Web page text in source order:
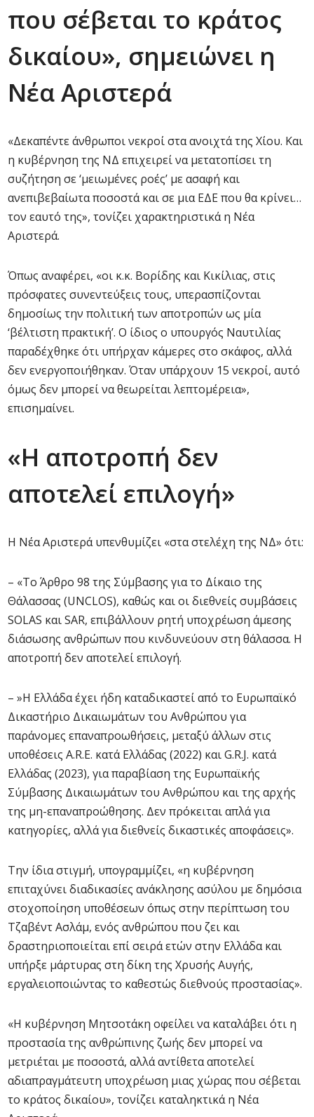
που σέβεται το κράτος
δικαίου», σημειώνει η
Νέα Αριστερά
«Δεκαπέντε άνθρωποι νεκροί στα ανοιχτά της Χίου. Και
η κυβέρνηση της ΝΔ επιχειρεί να μετατοπίσει τη
συζήτηση σε ‘μειωμένες ροές’ με ασαφή και
ανεπιβεβαίωτα ποσοστά και σε μια ΕΔΕ που θα κρίνει…
τον εαυτό της», τονίζει χαρακτηριστικά η Νέα
Αριστερά.
Όπως αναφέρει, «οι κ.κ. Βορίδης και Κικίλιας, στις
πρόσφατες συνεντεύξεις τους, υπερασπίζονται
δημοσίως την πολιτική των αποτροπών ως μία
‘βέλτιστη πρακτική’. Ο ίδιος ο υπουργός Ναυτιλίας
παραδέχθηκε ότι υπήρχαν κάμερες στο σκάφος, αλλά
δεν ενεργοποιήθηκαν. Όταν υπάρχουν 15 νεκροί, αυτό
όμως δεν μπορεί να θεωρείται λεπτομέρεια»,
επισημαίνει.
«Η αποτροπή δεν
αποτελεί επιλογή»
Η Νέα Αριστερά υπενθυμίζει «στα στελέχη της ΝΔ» ότι:
– «Το Άρθρο 98 της Σύμβασης για το Δίκαιο της
Θάλασσας (UNCLOS), καθώς και οι διεθνείς συμβάσεις
SOLAS και SAR, επιβάλλουν ρητή υποχρέωση άμεσης
διάσωσης ανθρώπων που κινδυνεύουν στη θάλασσα. Η
αποτροπή δεν αποτελεί επιλογή.
– »Η Ελλάδα έχει ήδη καταδικαστεί από το Ευρωπαϊκό
Δικαστήριο Δικαιωμάτων του Ανθρώπου για
παράνομες επαναπροωθήσεις, μεταξύ άλλων στις
υποθέσεις A.R.E. κατά Ελλάδας (2022) και G.R.J. κατά
Ελλάδας (2023), για παραβίαση της Ευρωπαϊκής
Σύμβασης Δικαιωμάτων του Ανθρώπου και της αρχής
της μη-επαναπροώθησης. Δεν πρόκειται απλά για
κατηγορίες, αλλά για διεθνείς δικαστικές αποφάσεις».
Την ίδια στιγμή, υπογραμμίζει, «η κυβέρνηση
επιταχύνει διαδικασίες ανάκλησης ασύλου με δημόσια
στοχοποίηση υποθέσεων όπως στην περίπτωση του
Τζαβέντ Ασλάμ, ενός ανθρώπου που ζει και
δραστηριοποιείται επί σειρά ετών στην Ελλάδα και
υπήρξε μάρτυρας στη δίκη της Χρυσής Αυγής,
εργαλειοποιώντας το καθεστώς διεθνούς προστασίας».
«Η κυβέρνηση Μητσοτάκη οφείλει να καταλάβει ότι η
προστασία της ανθρώπινης ζωής δεν μπορεί να
μετριέται με ποσοστά, αλλά αντίθετα αποτελεί
αδιαπραγμάτευτη υποχρέωση μιας χώρας που σέβεται
το κράτος δικαίου», τονίζει καταληκτικά η Νέα